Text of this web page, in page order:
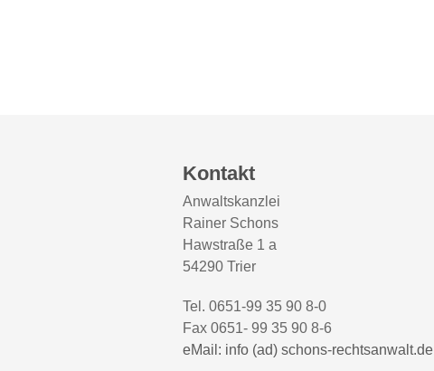
Kontakt
Anwaltskanzlei
Rainer Schons
Hawstraße 1 a
54290 Trier
Tel. 0651-99 35 90 8-0
Fax 0651- 99 35 90 8-6
eMail: info (ad) schons-rechtsanwalt.de